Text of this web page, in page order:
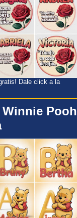
Dale click a la
Pooh